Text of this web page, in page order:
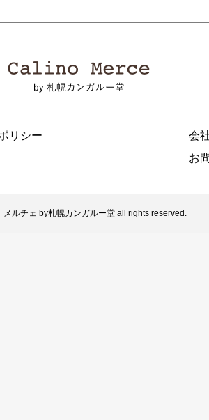
リシー
会
お
ルチェ by札幌カンガルー堂 all rights reserved.